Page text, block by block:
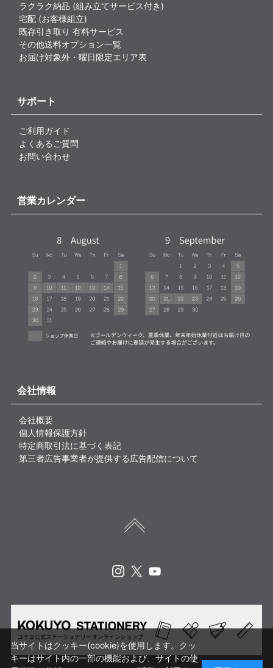
ラクラク納品 (組み立てサービス付き)
宅配 (お客様組立)
既存引き取り 有料サービス
その他送料オプション一覧
お届け対象外・曜日限定エリア表
サポート
ご利用ガイド
よくあるご質問
お問い合わせ
営業カレンダー
会社情報
会社概要
個人情報保護方針
特定商取引法に基づく表記
第三者広告事業者が提供する広告配信について
当サイトはクッキー(cookie)を使用します。クッ
キーはサイト内の一部の機能および、サイトの使